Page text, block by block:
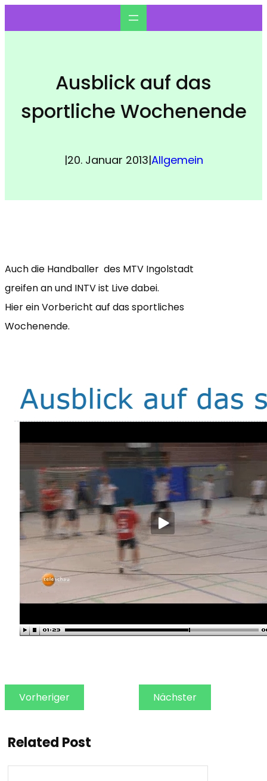
Ausblick auf das
sportliche Wochenende
|20. Januar 2013|Allgemein
Auch die Handballer des MTV Ingolstadt
greifen an und INTV ist Live dabei.
Hier ein Vorbericht auf das sportliches
Wochenende.
Vorheriger Nächster
Related Post